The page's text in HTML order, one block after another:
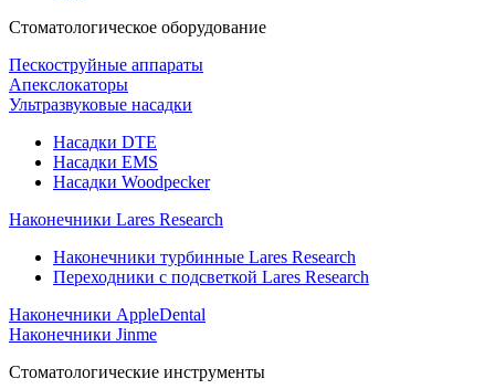
Стоматологическое оборудование
Пескоструйные аппараты
Апекслокаторы
Ультразвуковые насадки
Насадки DTE
Насадки EMS
Насадки Woodpecker
Наконечники Lares Research
Наконечники турбинные Lares Research
Переходники с подсветкой Lares Research
Наконечники AppleDental
Наконечники Jinme
Стоматологические инструменты